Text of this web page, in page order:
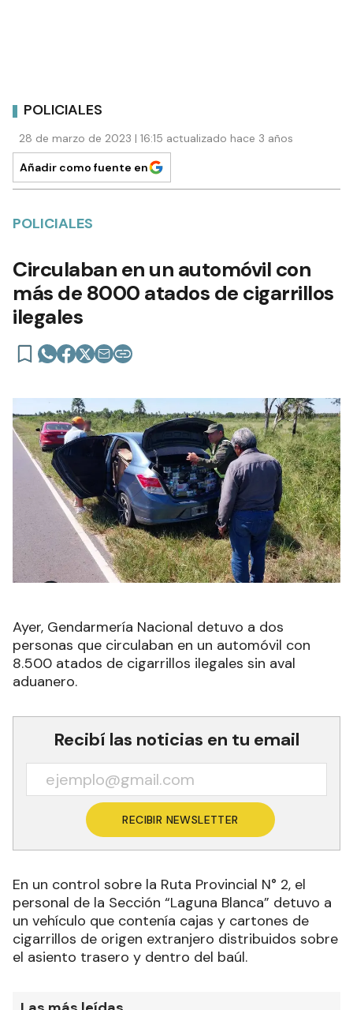
POLICIALES
28 de marzo de 2023 | 16:15 actualizado hace 3 años
Añadir como fuente en
POLICIALES
Circulaban en un automóvil con
más de 8000 atados de cigarrillos
ilegales
Ayer, Gendarmería Nacional detuvo a dos
personas que circulaban en un automóvil con
8.500 atados de cigarrillos ilegales sin aval
aduanero.
Recibí las noticias en tu email
RECIBIR NEWSLETTER
En un control sobre la Ruta Provincial N° 2, el
personal de la Sección “Laguna Blanca” detuvo a
un vehículo que contenía cajas y cartones de
cigarrillos de origen extranjero distribuidos sobre
el asiento trasero y dentro del baúl.